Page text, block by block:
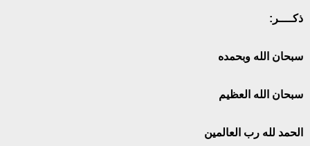
ذكــــر:
سبحان الله وبحمده
سبحان الله العظيم
الحمد لله رب العالمين